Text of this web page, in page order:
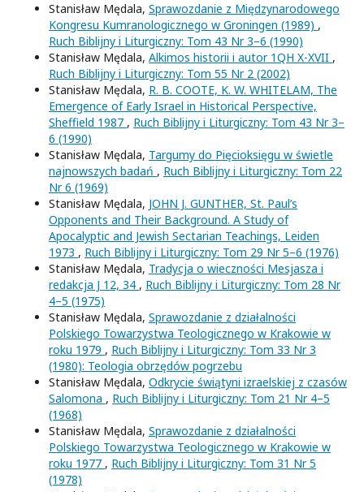
Stanisław Mędala, Sprawozdanie z Międzynarodowego
Kongresu Kumranologicznego w Groningen (1989) ,
Ruch Biblijny i Liturgiczny: Tom 43 Nr 3–6 (1990)
Stanisław Mędala, Alkimos historii i autor 1QH X-XVII ,
Ruch Biblijny i Liturgiczny: Tom 55 Nr 2 (2002)
Stanisław Mędala, R. B. COOTE, K. W. WHITELAM, The
Emergence of Early Israel in Historical Perspective,
Sheffield 1987 , Ruch Biblijny i Liturgiczny: Tom 43 Nr 3–
6 (1990)
Stanisław Mędala, Targumy do Pięcioksięgu w świetle
najnowszych badań , Ruch Biblijny i Liturgiczny: Tom 22
Nr 6 (1969)
Stanisław Mędala, JOHN J. GUNTHER, St. Paul’s
Opponents and Their Background. A Study of
Apocalyptic and Jewish Sectarian Teachings, Leiden
1973 , Ruch Biblijny i Liturgiczny: Tom 29 Nr 5–6 (1976)
Stanisław Mędala, Tradycja o wieczności Mesjasza i
redakcja J 12, 34 , Ruch Biblijny i Liturgiczny: Tom 28 Nr
4–5 (1975)
Stanisław Mędala, Sprawozdanie z działalności
Polskiego Towarzystwa Teologicznego w Krakowie w
roku 1979 , Ruch Biblijny i Liturgiczny: Tom 33 Nr 3
(1980): Teologia obrzędów pogrzebu
Stanisław Mędala, Odkrycie świątyni izraelskiej z czasów
Salomona , Ruch Biblijny i Liturgiczny: Tom 21 Nr 4–5
(1968)
Stanisław Mędala, Sprawozdanie z działalności
Polskiego Towarzystwa Teologicznego w Krakowie w
roku 1977 , Ruch Biblijny i Liturgiczny: Tom 31 Nr 5
(1978)